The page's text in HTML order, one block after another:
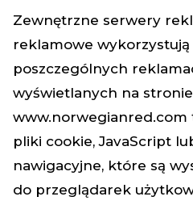
Zewnętrzne serwery
reklamowe
poszczególnych
wyświetlanych na stronie
www.norwegianred.com
pliki cookie, JavaScript
nawigacyjne, które są
do przeglądarek